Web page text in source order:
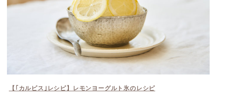
【｢カルピス｣レシピ】レモンヨーグルト氷のレシピ